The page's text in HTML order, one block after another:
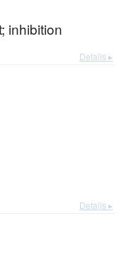
inhibition
Details ▸
Details ▸